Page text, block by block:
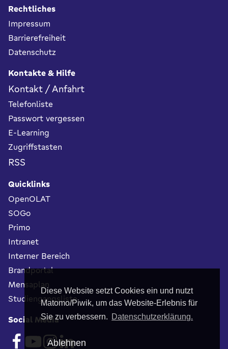
Diese Website setzt Cookies ein und nutzt
Matomo/Piwik, um das Website-Erlebnis für
Sie zu verbessern. Datenschutzerklärung.
Ablehnen
Rechtliches
Impressum
Barrierefreiheit
Datenschutz
Kontakte & Hilfe
Kontakt / Anfahrt
Telefonliste
Passwort vergessen
E-Learning
Zugriffstasten
RSS
Quicklinks
OpenOLAT
SOGo
Primo
Intranet
Interner Bereich
Brandportal
Mensaplan
Studiengangsliste
Social Media